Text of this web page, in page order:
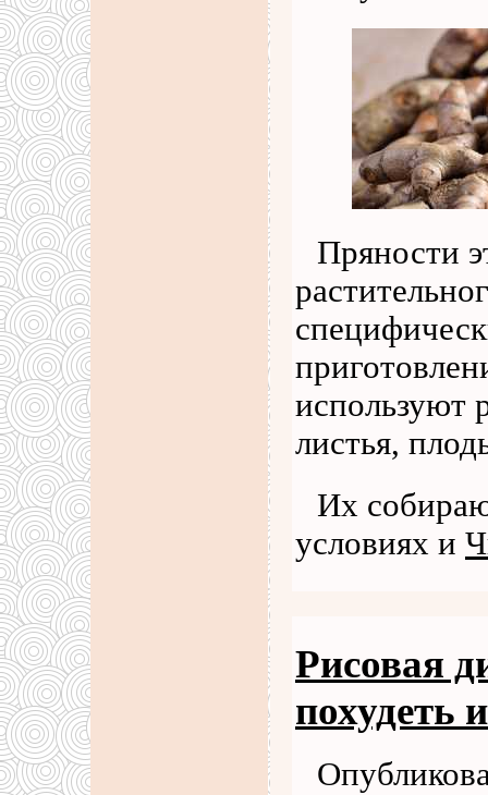
Пряности
используют
листья,
Их
условиях и
Рисовая
похудеть